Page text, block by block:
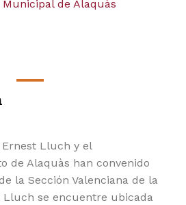
de Alaquàs
Lluch y el
de Alaquàs han convenido
la Sección Valenciana de la
Lluch se encuentre ubicada